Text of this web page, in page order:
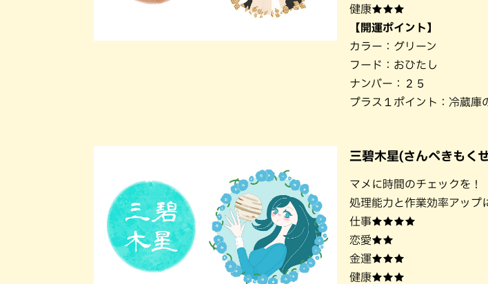
健康★★★
【開運ポイント】
カラー：グリーン
フード：おひたし
ナンバー：２５
プラス１ポイント：冷蔵庫
三碧木星(さんぺきもく
マメに時間のチェックを！
処理能力と作業効率アップ
仕事★★★★
恋愛★★
金運★★★
健康★★★